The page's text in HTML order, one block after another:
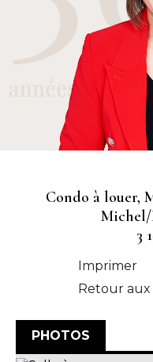
Condo à louer,
Michel/
3
Imprimer
Retour
PHOTOS